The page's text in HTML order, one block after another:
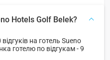
Hotels Golf Belek?
на готель Sueno
готелю по відгукам - 9